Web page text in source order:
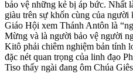
bảo vệ những kẻ bị áp bức. Nhất
giàu trên sự khốn cùng của
Giáo Hội xem Thánh Antôn là
Mừng và là người bảo vệ người
Kitô phải chiêm nghiệm bản tính
đặc nét quan trọng của linh đạo
Tiso thấy ngài đang ôm Chúa